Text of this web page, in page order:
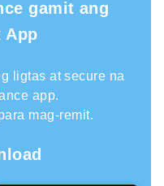
gamit ang
App
ligtas at secure na
app.
mag-remit.